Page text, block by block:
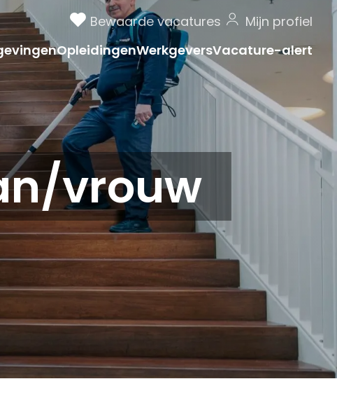
Bewaarde vacatures
Mijn profiel
OpleidingenWerkgeversVacature-alert
vrouw